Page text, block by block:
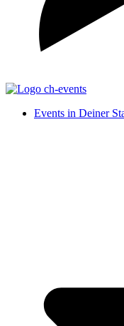
Events in Deiner